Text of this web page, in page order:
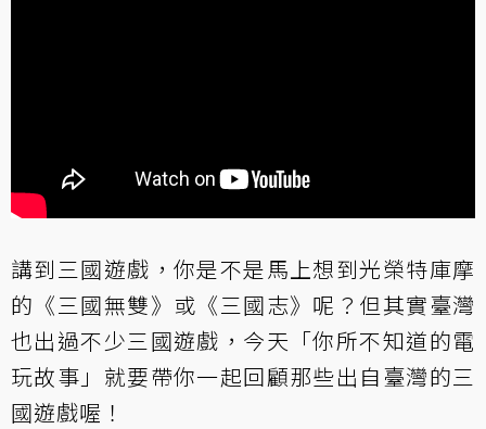
講到三國遊戲，你是不是馬上想到光榮特庫摩
的《三國無雙》或《三國志》呢？但其實臺灣
也出過不少三國遊戲，今天「你所不知道的電
玩故事」就要帶你一起回顧那些出自臺灣的三
國遊戲喔！